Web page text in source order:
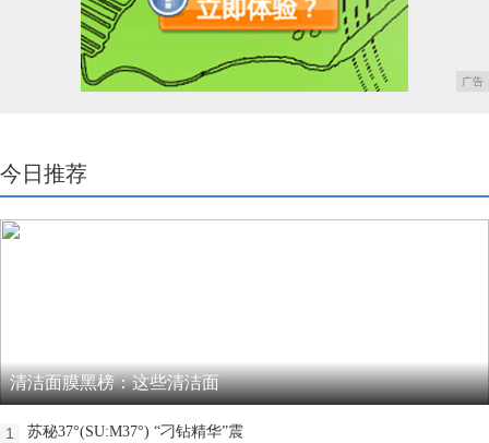
广告
今日推荐
清洁面膜黑榜：这些清洁面
1 苏秘37°(SU:M37°) “刁钻精华”震